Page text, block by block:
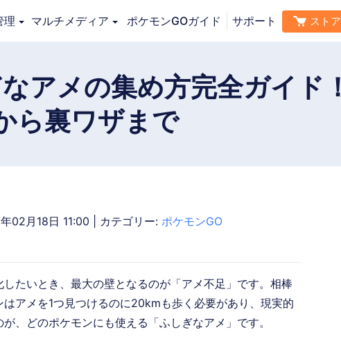
理 マルチメディア ポケモンGOガイド サポート ストア
ダウンロード
アメの集め方完全ガイド！
ら裏ワザまで
02月18日 11:00 | カテゴリー: ポケモンGO
たいとき、最大の壁となるのが「アメ不足」です。相棒
アメを1つ見つけるのに20kmも歩く必要があり、現実的
、どのポケモンにも使える「ふしぎなアメ」です。